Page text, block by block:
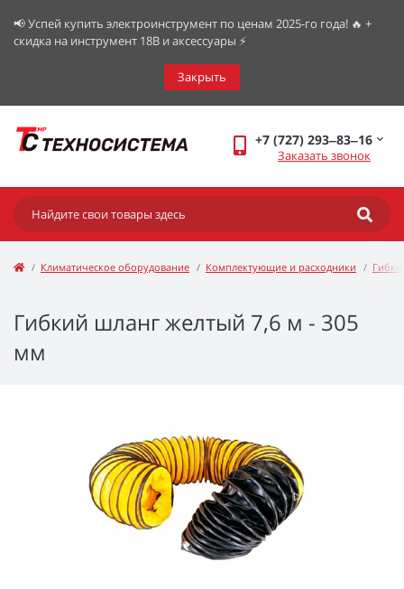
📢 Успей купить электроинструмент по ценам 2025-го года! 🔥 +
скидка на инструмент 18В и аксессуары ⚡️
Закрыть
+7 (727) 293‒83‒16
Заказать звонок
Климатическое оборудование Комплектующие и расходники
Гибкий шланг желтый 7,6 м - 305
мм